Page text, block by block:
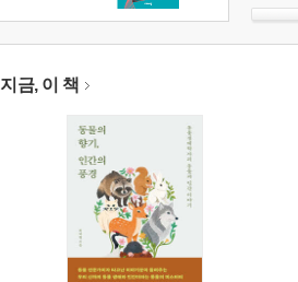
지금, 이 책